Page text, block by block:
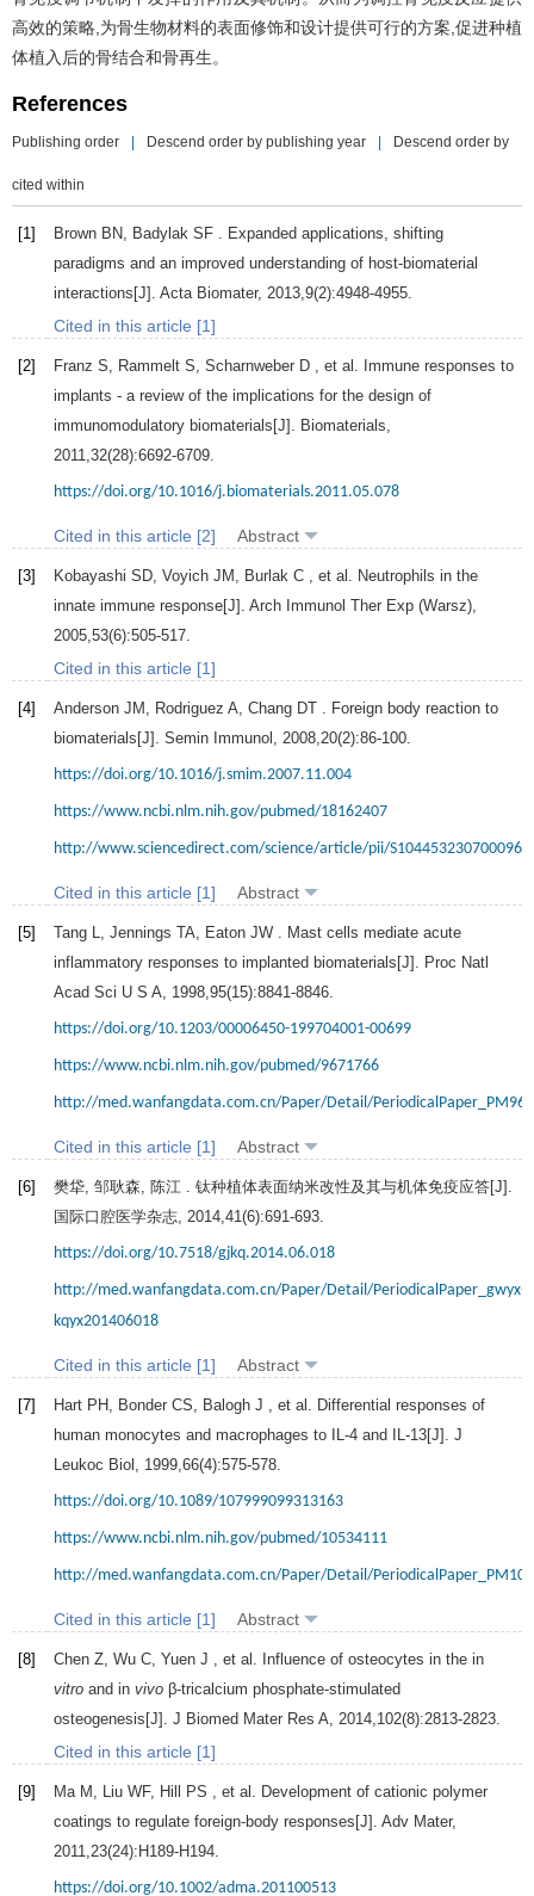
高效的策略,为骨生物材料的表面修饰和设计提供可行的方案,促进种植
体植入后的骨结合和骨再生。
References
Publishing order | Descend order by publishing year | Descend order by
cited within
[1] Brown BN Badylak SF . Expanded applications, shifting
paradigms and an improved understanding of host-biomaterial
interactions[J]. Acta Biomater, 2013 9(2):4948-4955.
Cited in this article [1]
[2] Franz S Rammelt S Scharnweber D , et al. Immune responses to
implants - a review of the implications for the design of
immunomodulatory biomaterials[J]. Biomaterials
2011 32(28):6692-6709.
https://doi.org/10.1016/j.biomaterials.2011.05.078
Cited in this article [2] Abstract
[3] Kobayashi SD Voyich JM Burlak C , et al. Neutrophils in the
innate immune response[J]. Arch Immunol Ther Exp (Warsz)
2005 53(6):505-517.
Cited in this article [1]
[4] Anderson JM Rodriguez A Chang DT . Foreign body reaction to
biomaterials[J]. Semin Immunol 2008 20(2):86-100.
https://doi.org/10.1016/j.smim.2007.11.004
https://www.ncbi.nlm.nih.gov/pubmed/18162407
http://www.sciencedirect.com/science/article/pii/S1044532307000966
Cited in this article [1] Abstract
[5] Tang L Jennings TA Eaton JW . Mast cells mediate acute
inflammatory responses to implanted biomaterials[J]. Proc Natl
Acad Sci U S A
1998 95(15):8841-8846.
https://doi.org/10.1203/00006450-199704001-00699
https://www.ncbi.nlm.nih.gov/pubmed/9671766
http://med.wanfangdata.com.cn/Paper/Detail/
Cited in this article [1] Abstract
[6]
樊牮, 邹耿森, 陈江 . 钛种植体表面纳米改性及其与机体免疫应答[J].
国际口腔医学杂志 2014 41(6):691-693.
https://doi.org/10.7518/gjkq.2014.06.018
http://med.wanfangdata.com.cn/Paper/Detail/PeriodicalPaper_gwyx-
kqyx201406018
Cited in this article [1] Abstract
[7] Hart PH Bonder CS Balogh J , et al. Differential responses of
human monocytes and macrophages to IL-4 and IL-13[J]. J
Leukoc Biol
1999 66(4):575-578.
https://doi.org/10.1089/107999099313163
https://www.ncbi.nlm.nih.gov/pubmed/10534111
http://med.wanfangdata.com.cn/Paper/Detail/
Cited in this article [1] Abstract
[8] Chen Z Wu C Yuen J , et al. Influence of osteocytes in the in
vitro and in vivo β-tricalcium phosphate-stimulated
osteogenesis[J]. J Biomed Mater Res A 2014 102(8):2813-2823.
Cited in this article [1]
[9] Ma M Liu WF, Hill PS , et al. Development of cationic polymer
coatings to regulate foreign-body responses[J]. Adv Mater,
2011 23(24):H189-H194.
https://doi.org/10.1002/adma.201100513